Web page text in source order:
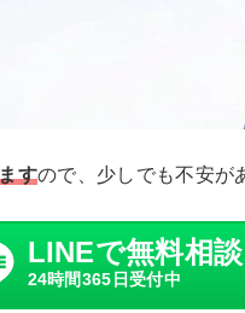
すので、少しでも不安が
LINEで無料相談
24時間365日受付中